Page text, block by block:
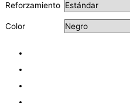
Reforzamiento
Color